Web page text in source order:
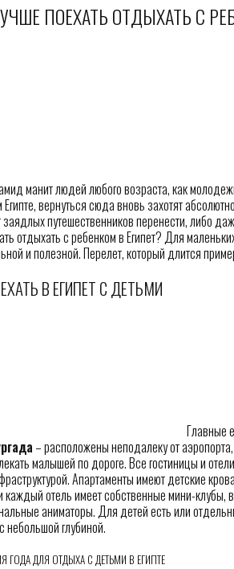
ПОЕХАТЬ ОТДЫХАТЬ С
манит людей любого возраста, как
вернуться сюда вновь захотят
путешественников перенести, либо
отдыхать с ребенком в Египет? Для
и полезной. Перелет, который длится
В ЕГИПЕТ С ДЕТЬМИ
Главные
– расположены неподалеку от
малышей по дороге. Все гостиницы и
Апартаменты имеют детские
каждый отель имеет собственные мини-клубы,
аниматоры. Для детей есть или
небольшой глубиной.
ГОДА ДЛЯ ОТДЫХА С ДЕТЬМИ В ЕГИПТЕ